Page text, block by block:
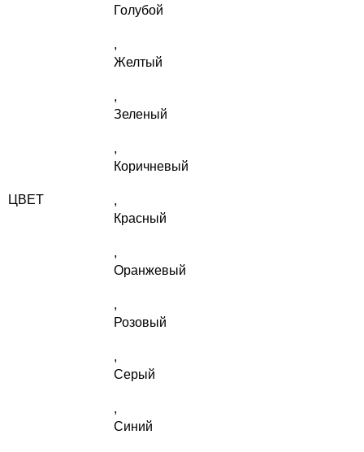
ЦВЕТ
Голубой
,
Желтый
,
Зеленый
,
Коричневый
,
Красный
,
Оранжевый
,
Розовый
,
Серый
,
Синий